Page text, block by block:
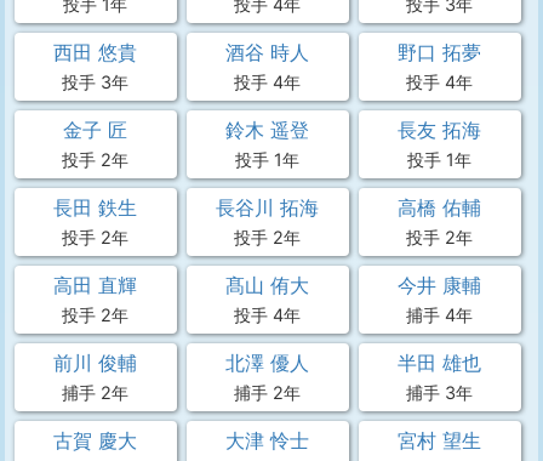
投手 1年 投手 4年 投手 3年
西田 悠貴
投手 3年
酒谷 時人
投手 4年
野口 拓夢
投手 4年
金子 匠
投手 2年
鈴木 遥登
投手 1年
長友 拓海
投手 1年
長田 鉄生
投手 2年
長谷川 拓海
投手 2年
高橋 佑輔
投手 2年
高田 直輝
投手 2年
髙山 侑大
投手 4年
今井 康輔
捕手 4年
前川 俊輔
捕手 2年
北澤 優人
捕手 2年
半田 雄也
捕手 3年
古賀 慶大 大津 怜士 宮村 望生